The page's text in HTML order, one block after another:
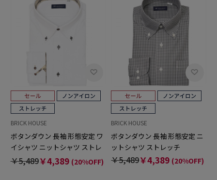
BRICK HOUSE
ボタンダウン 長袖 形態安定 ワ
イシャツ ニットシャツ ストレ
ッチ
￥5,489￥4,389 (20%OFF)
BRICK HOUSE
ボタンダウン 長袖 形態安定 ニ
ットシャツ ストレッチ
￥5,489￥4,389 (20%OFF)